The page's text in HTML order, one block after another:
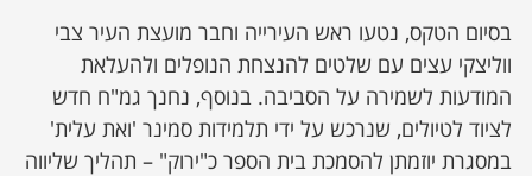
בסיום הטקס, נטעו ראש העירייה וחבר מועצת העיר צבי
ווליצקי עצים עם שלטים להנצחת הנופלים ולהעלאת
המודעות לשמירה על הסביבה. בנוסף, נחנך גמ"ח חדש
לציוד לטיולים, שנרכש על ידי תלמידות סמינר 'ואת עלית'
במסגרת יוזמתן להסמכת בית הספר כ"ירוק" – תהליך שליווה